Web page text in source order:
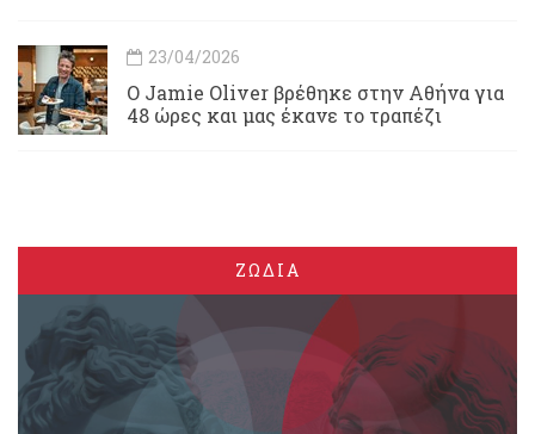
23/04/2026
Ο Jamie Oliver βρέθηκε στην Αθήνα για
48 ώρες και μας έκανε το τραπέζι
ΖΩΔΙΑ